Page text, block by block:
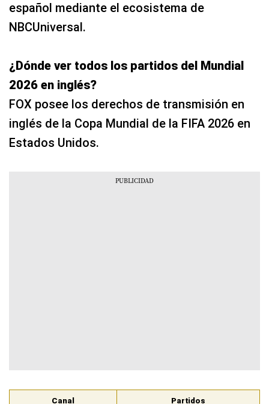
español mediante el ecosistema de
NBCUniversal.
¿Dónde ver todos los partidos del Mundial
2026 en inglés?
FOX posee los derechos de transmisión en
inglés de la Copa Mundial de la FIFA 2026 en
Estados Unidos.
Canal Partidos